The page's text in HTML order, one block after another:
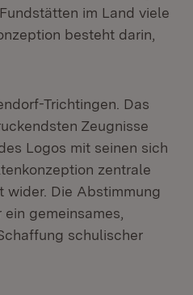
im Land viele
besteht darin,
Trichtingen. Das
Zeugnisse
Logos mit seinen sich
zentrale
wider. Die Abstimmung
gemeinsames,
schulischer